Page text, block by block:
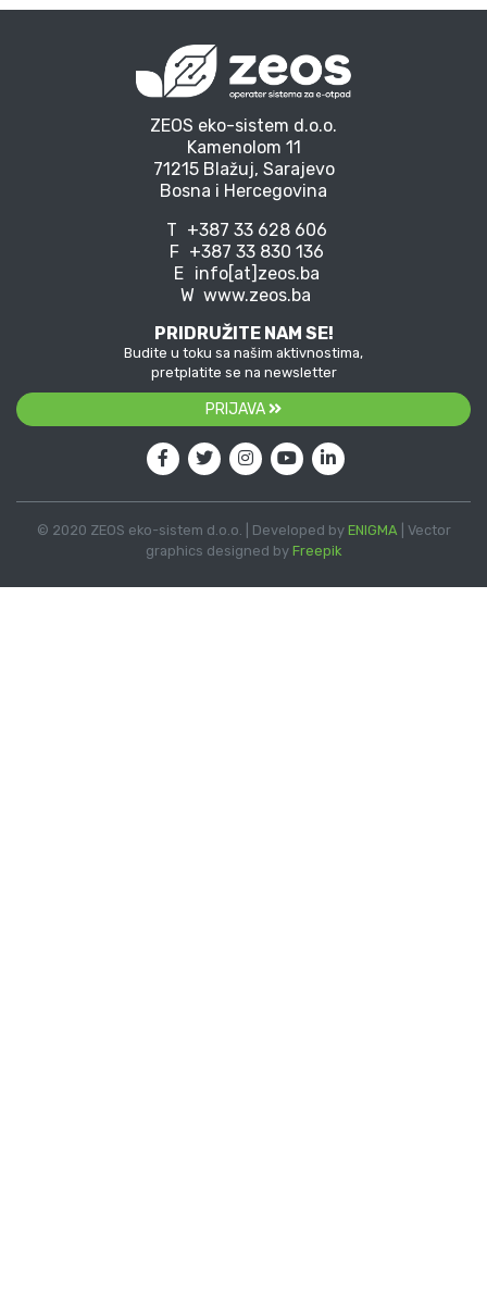
ZEOS eko-sistem d.o.o.
Kamenolom 11
71215 Blažuj, Sarajevo
Bosna i Hercegovina
T +387 33 628 606
F +387 33 830 136
E info[at]zeos.ba
W www.zeos.ba
PRIDRUŽITE NAM SE!
Budite u toku sa našim aktivnostima,
pretplatite se na newsletter
PRIJAVA
© 2020 ZEOS eko-sistem d.o.o. | Developed by ENIGMA| Vector
graphics designed by Freepik